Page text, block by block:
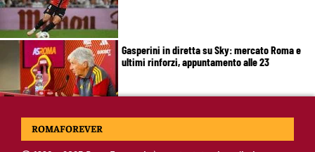
Gasperini in diretta su Sky: mercato Roma e
ultimi rinforzi, appuntamento alle 23
Pellegrini-Roma, rinnovo mai così vicino:
ROMAFOREVER